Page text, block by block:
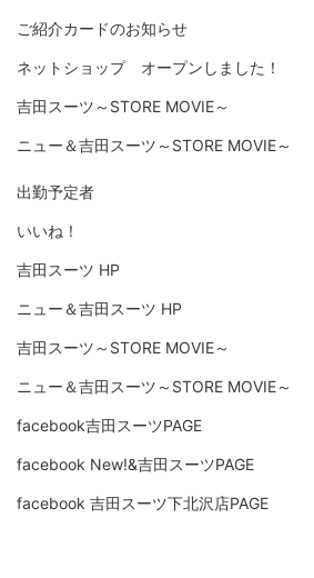
ご紹介カードのお知らせ
ネットショップ オープンしました！
吉田スーツ～STORE MOVIE～
ニュー＆吉田スーツ～STORE MOVIE～
出勤予定者
いいね！
吉田スーツ HP
ニュー＆吉田スーツ HP
吉田スーツ～STORE MOVIE～
ニュー＆吉田スーツ～STORE MOVIE～
facebook吉田スーツPAGE
facebook New!&吉田スーツPAGE
facebook 吉田スーツ下北沢店PAGE